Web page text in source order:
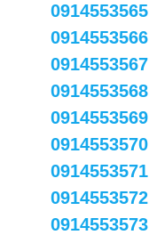
0914553565
0914553566
0914553567
0914553568
0914553569
0914553570
0914553571
0914553572
0914553573